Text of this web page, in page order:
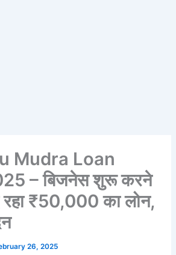
Mudra Loan
– बिजनेस शुरू करने
₹50,000 का लोन,
26, 2025